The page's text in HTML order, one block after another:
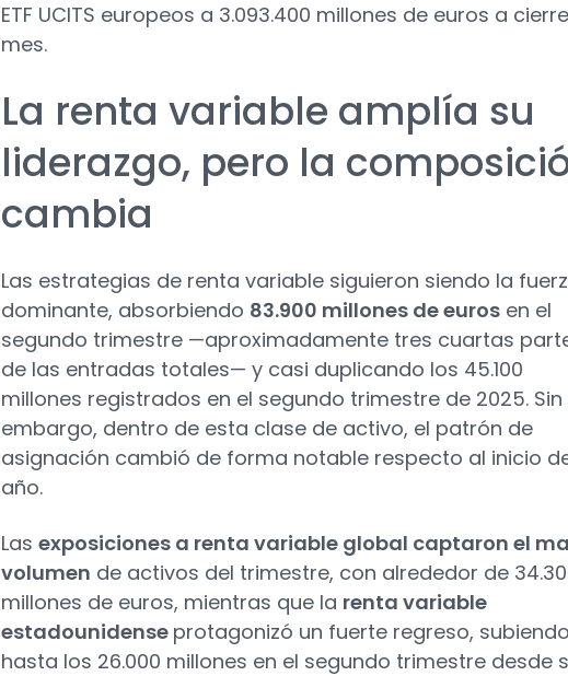
ETF UCITS europeos a 3.093.400 millones de euros a
mes.
La renta variable amplía su
liderazgo, pero la
cambia
Las estrategias de renta variable siguieron siendo la
dominante, absorbiendo 83.900 millones de euros en el
segundo trimestre —aproximadamente tres cuartas
de las entradas totales— y casi duplicando los 45.100
millones registrados en el segundo trimestre de 2025. Sin
embargo, dentro de esta clase de activo, el patrón de
asignación cambió de forma notable respecto al inicio
año.
Las exposiciones a renta variable global captaron el
volumen de activos del trimestre, con alrededor de
millones de euros, mientras que la renta variable
estadounidense protagonizó un fuerte regreso, subiendo
hasta los 26.000 millones en el segundo trimestre desde